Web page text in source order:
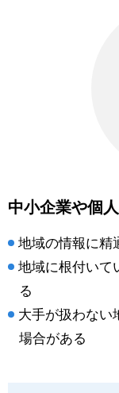
中小企業や個
地域の情報に精
地域に根付いて
る
大手が扱わない
場合がある